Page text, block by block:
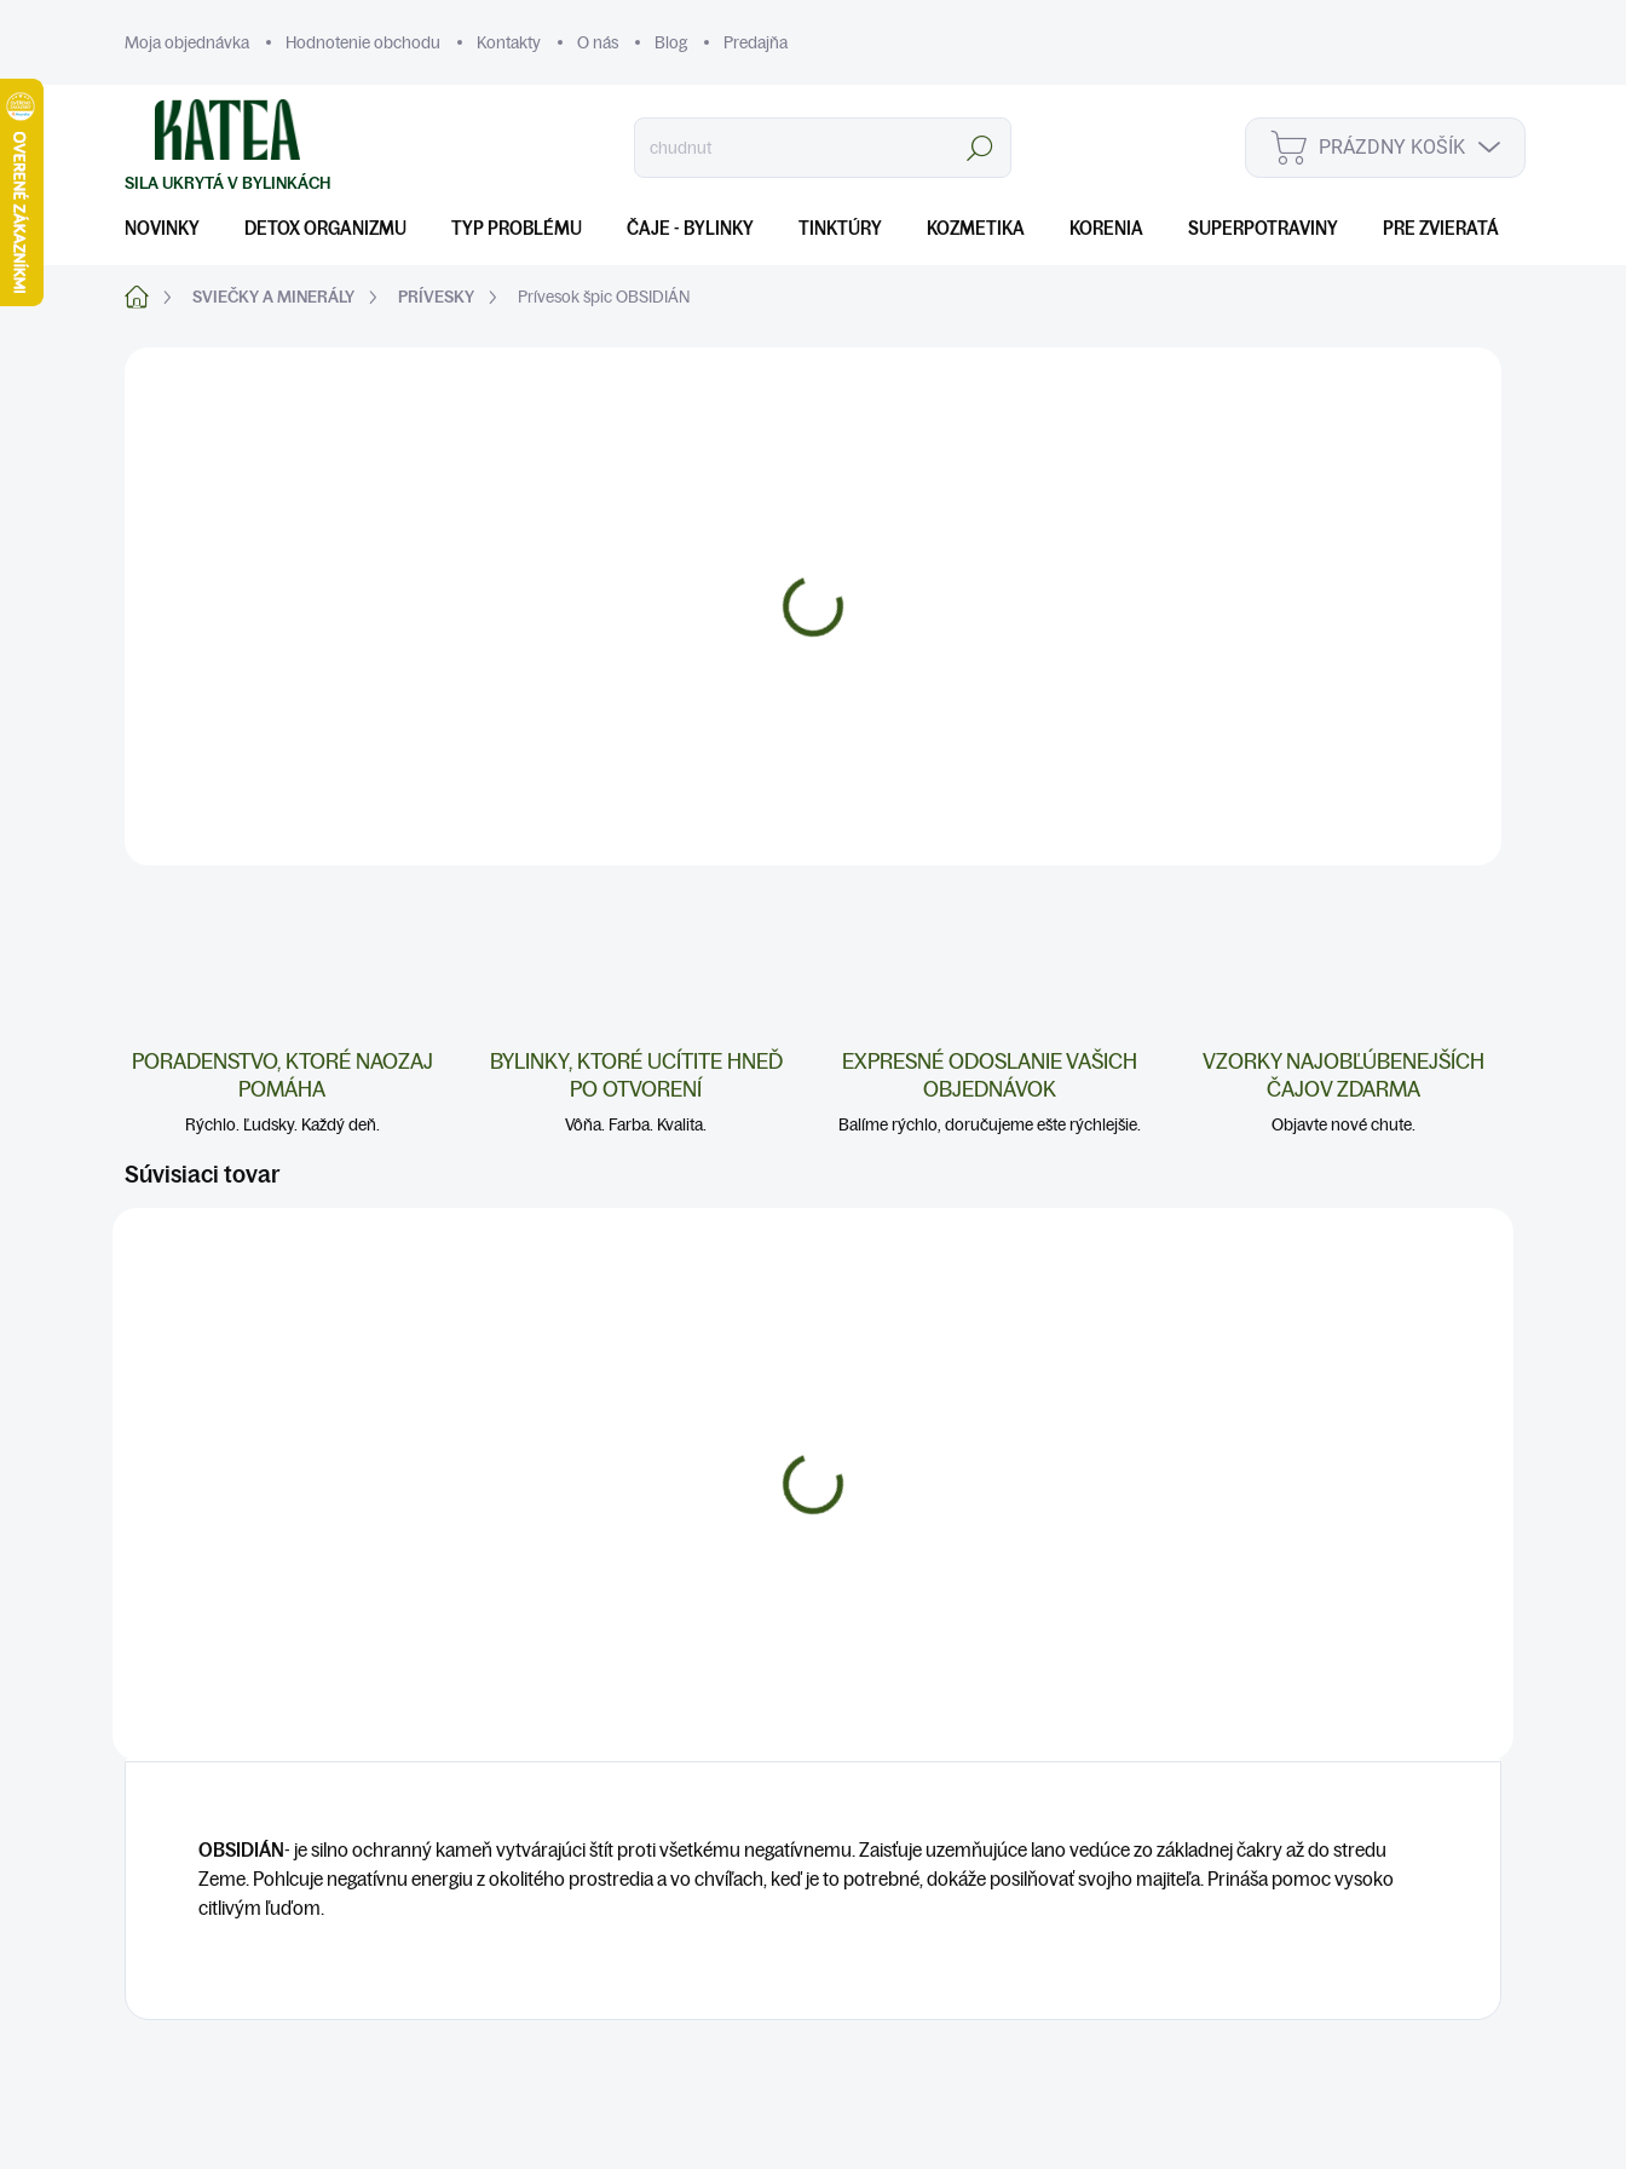
Moja objednávka Hodnotenie obchodu Kontakty O nás Blog Predajňa
Hľadať
NÁKUPNÝ
KOŠÍK
PRÁZDNY KOŠÍK
NOVINKY DETOX ORGANIZMU TYP PROBLÉMU ČAJE - BYLINKY TINKTÚRY KOZMETIKA KORENIA SUPERPOTRAVINY PRE ZVIERATÁ
DomovSVIEČKY A MINERÁLY PRÍVESKY Prívesok špic OBSIDIÁN
PORADENSTVO, KTORÉ NAOZAJ
POMÁHA
Rýchlo. Ľudsky. Každý deň.
BYLINKY, KTORÉ UCÍTITE HNEĎ
PO OTVORENÍ
Vôňa. Farba. Kvalita.
EXPRESNÉ ODOSLANIE VAŠICH
OBJEDNÁVOK
Balíme rýchlo, doručujeme ešte rýchlejšie.
VZORKY NAJOBĽÚBENEJŠÍCH
ČAJOV ZDARMA
Objavte nové chute.
Súvisiaci tovar
OBSIDIÁN- je silno ochranný kameň vytvárajúci štít proti všetkému negatívnemu. Zaisťuje uzemňujúce lano vedúce zo základnej čakry až do stredu
Zeme. Pohlcuje negatívnu energiu z okolitého prostredia a vo chvíľach, keď je to potrebné, dokáže posilňovať svojho majiteľa. Prináša pomoc vysoko
citlivým ľuďom.